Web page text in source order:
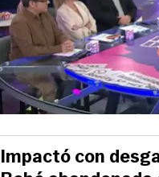
Impactó con